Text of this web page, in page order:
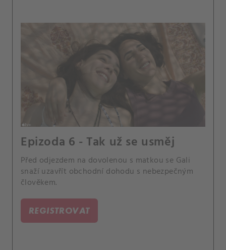
Epizoda 6 - Tak už se usměj
Před odjezdem na dovolenou s matkou se Gali
snaží uzavřít obchodní dohodu s nebezpečným
člověkem.
REGISTROVAT